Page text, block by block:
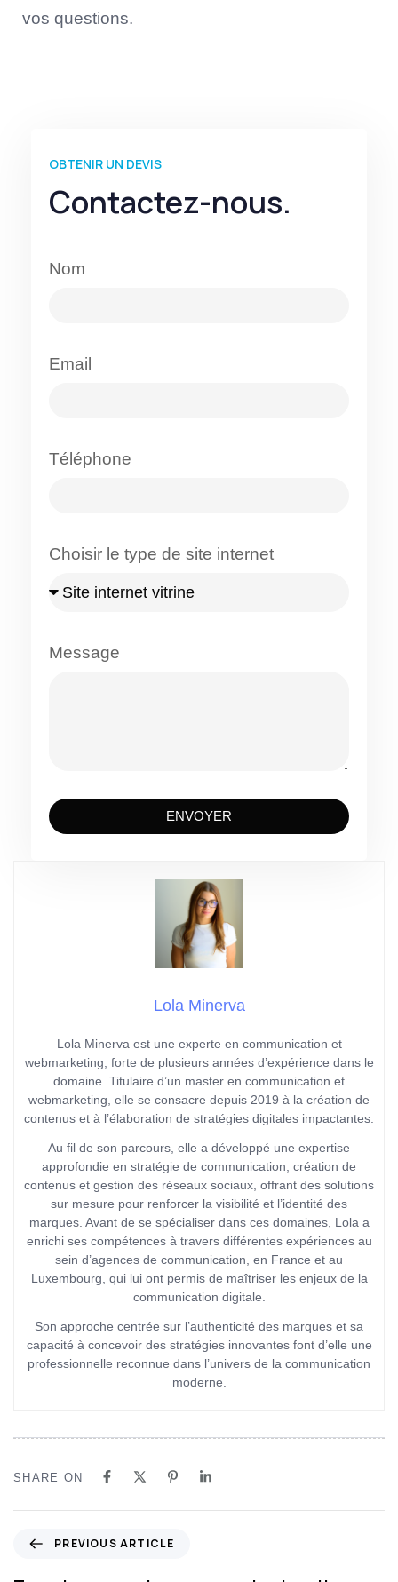
vos questions.
OBTENIR UN DEVIS
Contactez-nous.
Nom
Email
Téléphone
Choisir le type de site internet
Message
ENVOYER
Lola Minerva
Lola Minerva est une experte en communication et
webmarketing, forte de plusieurs années d’expérience dans le
domaine. Titulaire d’un master en communication et
webmarketing, elle se consacre depuis 2019 à la création de
contenus et à l’élaboration de stratégies digitales impactantes.
Au fil de son parcours, elle a développé une expertise
approfondie en stratégie de communication, création de
contenus et gestion des réseaux sociaux, offrant des solutions
sur mesure pour renforcer la visibilité et l’identité des
marques. Avant de se spécialiser dans ces domaines, Lola a
enrichi ses compétences à travers différentes expériences au
sein d’agences de communication, en France et au
Luxembourg, qui lui ont permis de maîtriser les enjeux de la
communication digitale.
Son approche centrée sur l’authenticité des marques et sa
capacité à concevoir des stratégies innovantes font d’elle une
professionnelle reconnue dans l’univers de la communication
moderne.
SHARE ON
PREVIOUS ARTICLE